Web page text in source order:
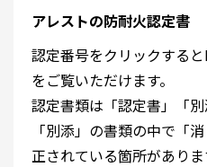
アレストの防耐火認定書
認定番号をクリックする
をご覧いただけます。
認定書類は「認定書」「別
「別添」の書類の中で「
正されている箇所があり